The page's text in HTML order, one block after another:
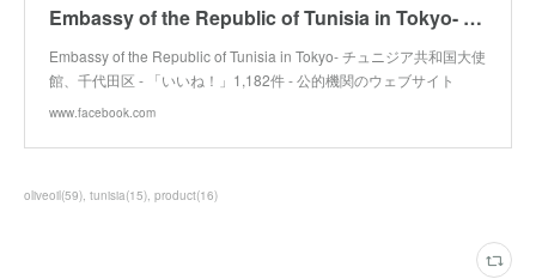
Embassy of the Republic of Tunisia in Tokyo- チュニジア共和国大使館
Embassy of the Republic of Tunisia in Tokyo- チュニジア共和国大使
館、千代田区 - 「いいね！」1,182件 - 公的機関のウェブサイト
www.facebook.com
oliveoil(59) tunisia(15) product(16)